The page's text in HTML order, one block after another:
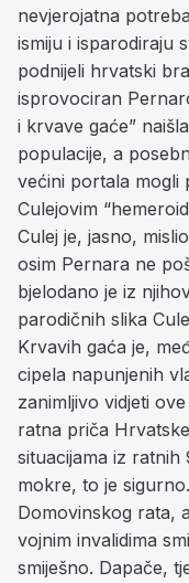
nevjerojatna
ismiju i isparodiraju
podnijeli hrvatski
isprovociran
i krvave gaće”
populacije, a
većini portala mogli
Culejovim
Culej je, jasno,
osim Pernara ne
bjelodano je iz
parodičnih slika
Krvavih gaća je,
cipela napunjenih
zanimljivo vidjeti
ratna priča
situacijama iz
mokre, to je
Domovinskog rata,
vojnim invalidima
smiješno. Dapače,